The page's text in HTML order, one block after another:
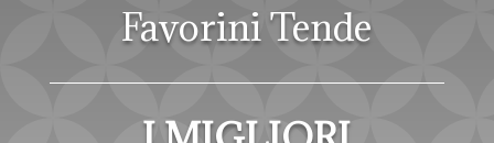
Favorini Tende